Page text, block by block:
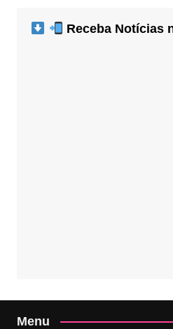
Receba Notícias
Menu